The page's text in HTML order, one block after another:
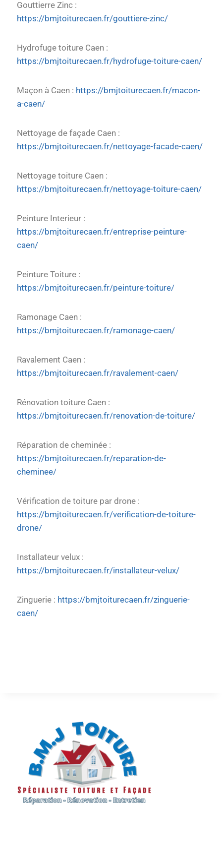
Gouttierre Zinc :
https://bmjtoiturecaen.fr/gouttiere-zinc/
Hydrofuge toiture Caen :
https://bmjtoiturecaen.fr/hydrofuge-toiture-caen/
Maçon à Caen : https://bmjtoiturecaen.fr/macon-
a-caen/
Nettoyage de façade Caen :
https://bmjtoiturecaen.fr/nettoyage-facade-caen/
Nettoyage toiture Caen :
https://bmjtoiturecaen.fr/nettoyage-toiture-caen/
Peinture Interieur :
https://bmjtoiturecaen.fr/entreprise-peinture-
caen/
Peinture Toiture :
https://bmjtoiturecaen.fr/peinture-toiture/
Ramonage Caen :
https://bmjtoiturecaen.fr/ramonage-caen/
Ravalement Caen :
https://bmjtoiturecaen.fr/ravalement-caen/
Rénovation toiture Caen :
https://bmjtoiturecaen.fr/renovation-de-toiture/
Réparation de cheminée :
https://bmjtoiturecaen.fr/reparation-de-
cheminee/
Vérification de toiture par drone :
https://bmjtoiturecaen.fr/verification-de-toiture-
drone/
Installateur velux :
https://bmjtoiturecaen.fr/installateur-velux/
Zinguerie : https://bmjtoiturecaen.fr/zinguerie-
caen/